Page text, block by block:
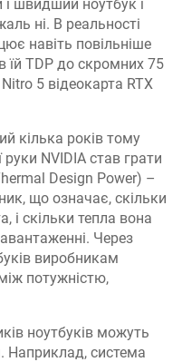
швидший ноутбук і
ні. В реальності
навіть повільніше
їй TDP до скромних 75
5 відеокарта RTX
кілька років тому
руки NVIDIA став грати
Design Power) –
що означає, скільки
і скільки тепла вона
Через
виробникам
потужністю,
ноутбуків можуть
Наприклад, система